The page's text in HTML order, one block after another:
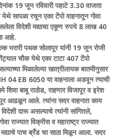
19 जून रविवारी पहाटे 3.30 वाजता
सापळा रचून एका टेंपो वाहनातून गोवा
विदेशी मद्याचा एकूण रुपये 8 लाख 40
आहे.
भरारी पथक सोलापूर यांनी 19 जून रोजी
चौक येथे एका टाटा 407 टेंपो
मिळालेल्या खात्रीलायक बातमीनुसार
04 EB 6050 या वाहनाला अडवून त्याची
बाबू राठोड, राहणार विजापूर व इरेश
आढळून आले. त्यांना सदर वाहनात काय
दारू असल्याचे त्यांनी सांगितले,
राज्यात विक्रीस व महाराष्ट्र राज्यात
पाच ब्रँड चा साठा मिळून आला. सदर